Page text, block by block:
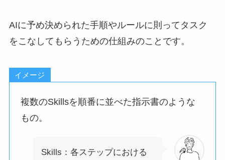
AIに予め決められた手順やルールに則ってタスク
をこなしてもらうための仕組みのことです。
イメージ
複数のSkillsを順番に並べた指示書のような
もの。
Skills：各ステップにおける